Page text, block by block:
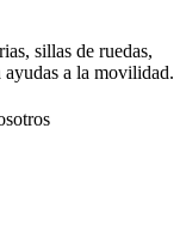
sillas de ruedas,
ayudas a la movilidad.